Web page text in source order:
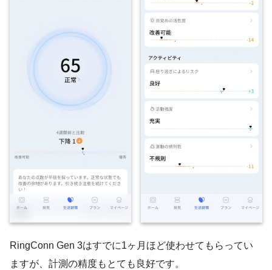
RingConn Gen 3はすでに1ヶ月ほど使わせてもらってい
ますが、計測の精度もとても良好です。